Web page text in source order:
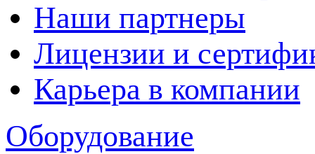
Наши партнеры
Лицензии и
Карьера в компании
Оборудование